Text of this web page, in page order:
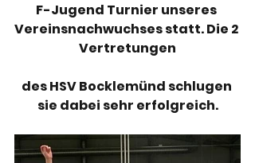
F-Jugend Turnier unseres
Vereinsnachwuchses statt. Die 2
Vertretungen
des HSV Bocklemünd schlugen
sie dabei sehr erfolgreich.